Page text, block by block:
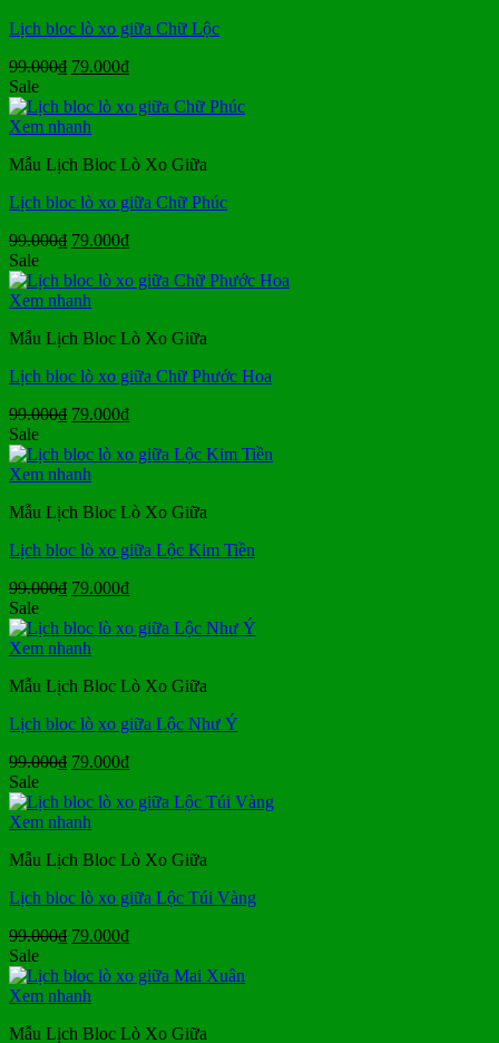
Lịch bloc lò xo giữa Chữ Lộc
99.000₫ Giá
là:
99.000₫.
79.000₫Giá
tại
Sale
Xem nhanh
Mẫu Lịch Bloc Lò Xo Giữa
Lịch bloc lò xo giữa Chữ Phúc
99.000₫ Giá
là:
99.000₫.
79.000₫Giá
tại
Sale
Xem nhanh
Mẫu Lịch Bloc Lò Xo Giữa
Lịch bloc lò xo giữa Chữ Phước Hoa
99.000₫ Giá
là:
99.000₫.
79.000₫Giá
tại
Sale
Xem nhanh
Mẫu Lịch Bloc Lò Xo Giữa
Lịch bloc lò xo giữa Lộc Kim Tiền
99.000₫ Giá
là:
99.000₫.
79.000₫Giá
tại
Sale
Xem nhanh
Mẫu Lịch Bloc Lò Xo Giữa
Lịch bloc lò xo giữa Lộc Như Ý
99.000₫ Giá
là:
99.000₫.
79.000₫Giá
tại
Sale
Xem nhanh
Mẫu Lịch Bloc Lò Xo Giữa
Lịch bloc lò xo giữa Lộc Túi Vàng
99.000₫ Giá
là:
99.000₫.
79.000₫Giá
tại
Sale
Xem nhanh
Mẫu Lịch Bloc Lò Xo Giữa